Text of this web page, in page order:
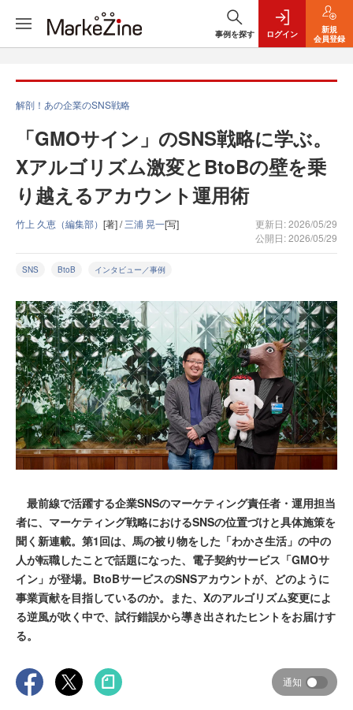
事例を探す ログイン
新規
会員登録
解剖！あの企業のSNS戦略
「GMOサイン」のSNS戦略に学ぶ。
Xアルゴリズム激変とBtoBの壁を乗
り越えるアカウント運用術
竹上 久恵（編集部） [著] /三浦 晃一[写]
更新日: 2026/05/29
公開日: 2026/05/29
SNS BtoB インタビュー／事例
最前線で活躍する企業SNSのマーケティング責任者・運用担当
者に、マーケティング戦略におけるSNSの位置づけと具体施策を
聞く新連載。第1回は、馬の被り物をした「わかさ生活」の中の
人が転職したことで話題になった、電子契約サービス「GMOサ
イン」が登場。BtoBサービスのSNSアカウントが、どのように
事業貢献を目指しているのか。また、Xのアルゴリズム変更によ
る逆風が吹く中で、試行錯誤から導き出されたヒントをお届けす
る。
通知